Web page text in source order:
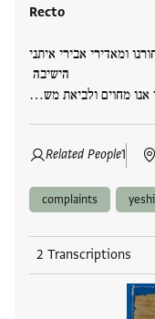
Recto
אבירי איתני
הישיבה
מחוים ולביאת מש…
Related People1
complaints
2 Transcriptions